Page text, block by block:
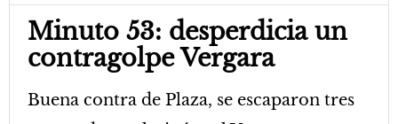
Minuto 53: desperdicia un
contragolpe Vergara
Buena contra de Plaza, se escaparon tres